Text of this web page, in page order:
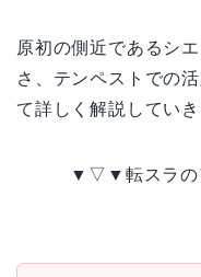
原初の側近であるシ
さ、テンペストでの
て詳しく解説していき
▼▽▼転スラの